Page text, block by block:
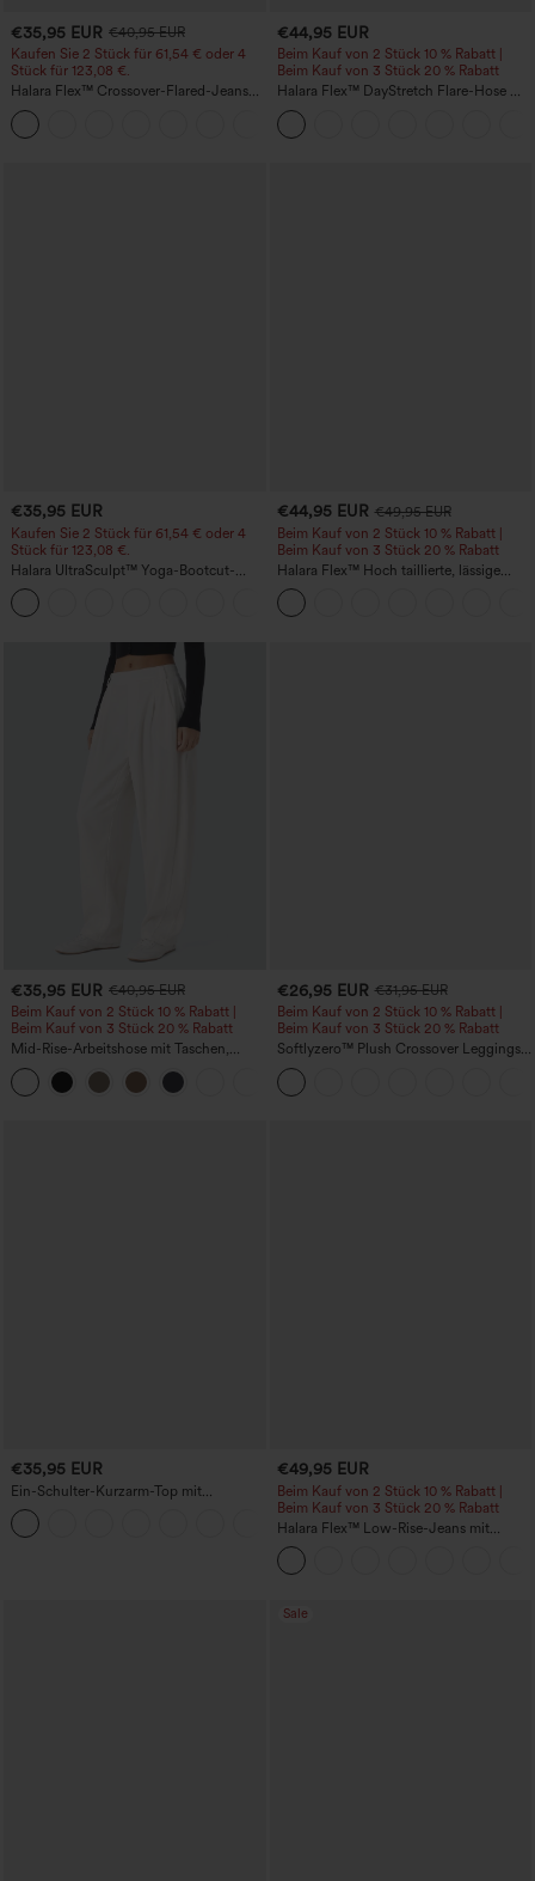
€35,95 EUR €40,95 EUR
Kaufen Sie 2 Stück für 61,54 € oder 4
Stück für 123,08 €.
Halara Flex™ Crossover-Flared-Jeans
aus elastischem Strick-Denim mit
hohem Bund und mehreren Taschen
€44,95 EUR
Beim Kauf von 2 Stück 10 % Rabatt |
Beim Kauf von 3 Stück 20 % Rabatt
Halara Flex™ DayStretch Flare-Hose mit
hohem Bund und Taschen für die Arbeit
€35,95 EUR
Kaufen Sie 2 Stück für 61,54 € oder 4
Stück für 123,08 €.
Halara UltraSculpt™ Yoga-Bootcut-
Leggings mit hoher Taille,
bauchformender Unterstützung und
Tasche
€44,95 EUR €49,95 EUR
Beim Kauf von 2 Stück 10 % Rabatt |
Beim Kauf von 3 Stück 20 % Rabatt
Halara Flex™ Hoch taillierte, lässige
Jeans mit Taschen, umgekrempeltem
Saum, weitem Bein und verwaschenem
Finish
€35,95 EUR €40,95 EUR
Beim Kauf von 2 Stück 10 % Rabatt |
Beim Kauf von 3 Stück 20 % Rabatt
Mid-Rise-Arbeitshose mit Taschen,
Barrel-Leg und weiter Passform
€26,95 EUR €31,95 EUR
Beim Kauf von 2 Stück 10 % Rabatt |
Beim Kauf von 3 Stück 20 % Rabatt
Softlyzero™ Plush Crossover Leggings
mit Taschen-UPF50+
€35,95 EUR
Ein-Schulter-Kurzarm-Top mit
geschwungenem Saum, High-Low-
Design, schnelltrocknend –
Yoga-/Sporttop mit integriertem BH
€49,95 EUR
Beim Kauf von 2 Stück 10 % Rabatt |
Beim Kauf von 3 Stück 20 % Rabatt
Halara Flex™ Low-Rise-Jeans mit
Reißverschlusstaschen, gewaschen,
baggy mit weitem Bein, lässig
Sale